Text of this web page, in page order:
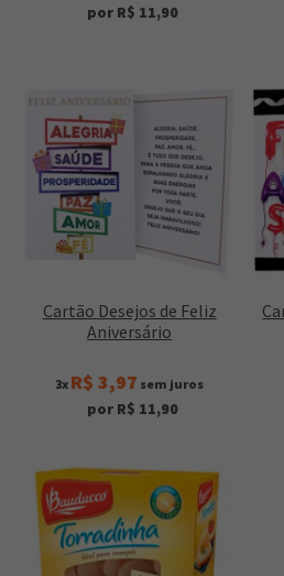
por R$ 11,90
Cartão Desejos de Feliz
Aniversário
3x R$ 3,97 sem juros
por R$ 11,90